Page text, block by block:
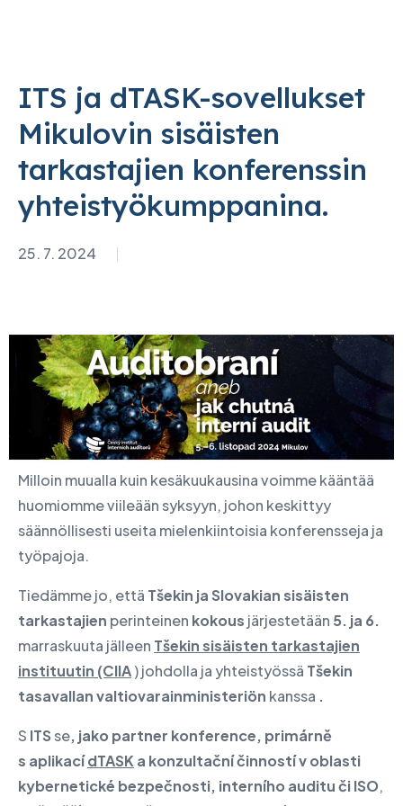
ITS ja dTASK-sovellukset
Mikulovin sisäisten
tarkastajien konferenssin
yhteistyökumppanina.
25. 7. 2024
Milloin muualla kuin kesäkuukausina voimme kääntää
huomiomme viileään syksyyn, johon keskittyy
säännöllisesti useita mielenkiintoisia konferensseja ja
työpajoja.
Tiedämme jo, että Tšekin ja Slovakian sisäisten
tarkastajien perinteinen kokous järjestetään 5. ja 6.
marraskuuta jälleen Tšekin sisäisten tarkastajien
instituutin (CIIA) johdolla ja yhteistyössä Tšekin
tasavallan valtiovarainministeriön kanssa .
S ITSse, jako partner konference, primárně
s aplikacídTASKa konzultační činností v oblasti
kybernetické bezpečnosti, interního auditu či ISO,